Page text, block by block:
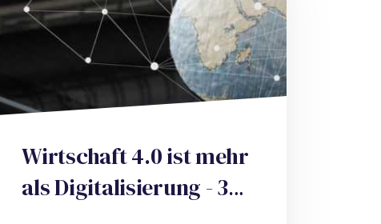
Wirtschaft 4.0 ist mehr
als Digitalisierung - 3